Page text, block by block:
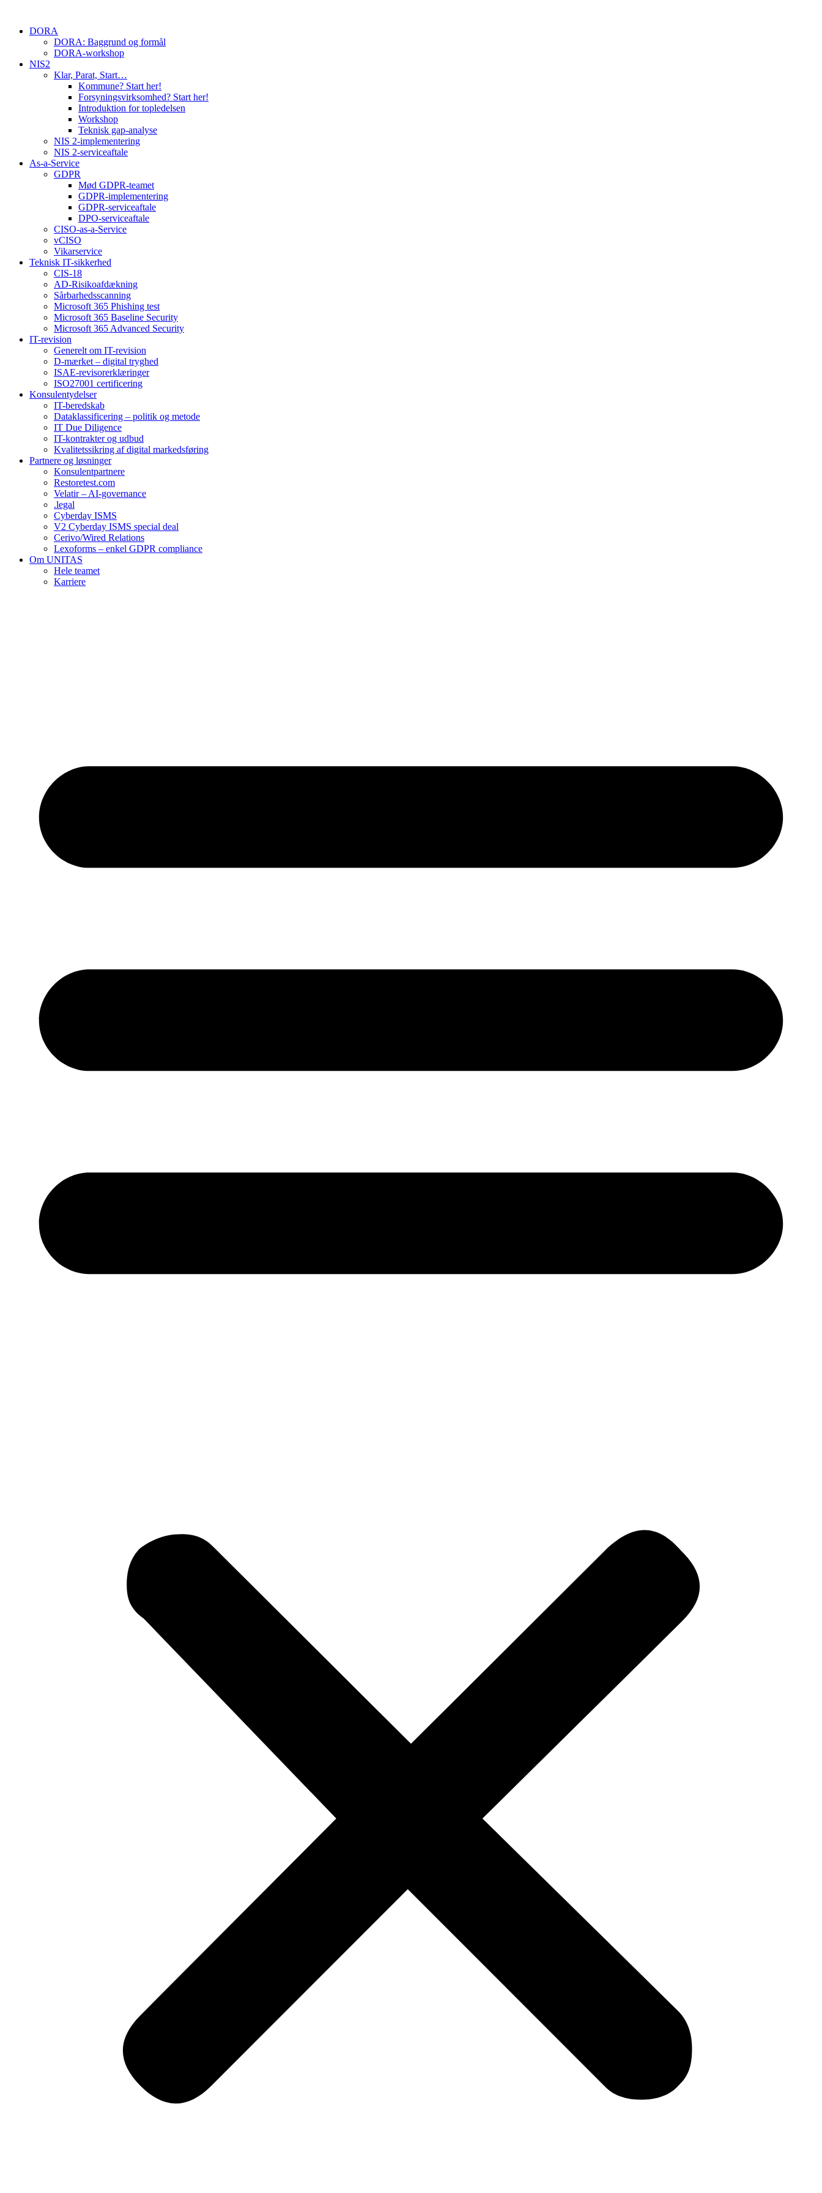
contentDORA
DORA: Baggrund og formål
DORA-workshop
NIS2
Klar, Parat, Start…
Kommune? Start her!
Forsyningsvirksomhed? Start her!
Introduktion for topledelsen
Workshop
Teknisk gap-analyse
NIS 2-implementering
NIS 2-serviceaftale
As-a-Service
GDPR
Mød GDPR-teamet
GDPR-implementering
GDPR-serviceaftale
DPO-serviceaftale
CISO-as-a-Service
vCISO
Vikarservice
Teknisk IT-sikkerhed
CIS-18
AD-Risikoafdækning
Sårbarhedsscanning
Microsoft 365 Phishing test
Microsoft 365 Baseline Security
Microsoft 365 Advanced Security
IT-revision
Generelt om IT-revision
D-mærket – digital tryghed
ISAE-revisorerklæringer
ISO27001 certificering
Konsulentydelser
IT-beredskab
Dataklassificering – politik og metode
IT Due Diligence
IT-kontrakter og udbud
Kvalitetssikring af digital markedsføring
Partnere og løsninger
Konsulentpartnere
Restoretest.com
Velatir – AI-governance
.legal
Cyberday ISMS
V2 Cyberday ISMS special deal
Cerivo/Wired Relations
Lexoforms – enkel GDPR compliance
Om UNITAS
Hele teamet
Karriere